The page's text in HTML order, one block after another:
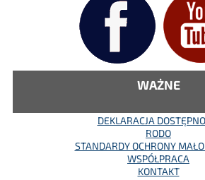
WAŻNE
DEKLARACJA
RODO
STANDARDY OCHRONY
WSPÓŁPRACA
KONTAKT